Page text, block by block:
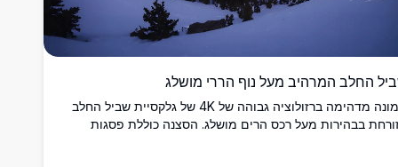
החלב המרהיב מעל נוף הררי מושלג
תמונה מדהימה ברזולוציה גבוהה של 4K של גלקסיית שביל החלב
בבהירות מעל רכס הרים מושלג. הסצנה כוללת פסגות